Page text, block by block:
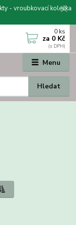
- vroubkovací kolečka
Menu
Hledat
0 ks
za 0 Kč